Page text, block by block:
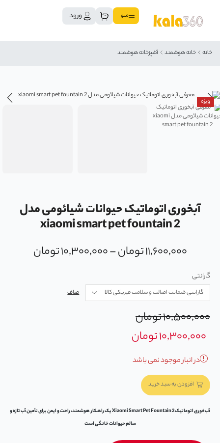
منو ورود
خانه خانه هوشمند آشپزخانه هوشمند
ویژه
آبخوری اتوماتیک حیوانات شیائومی مدل
xiaomi smart pet fountain 2
۱۱,۶۰۰,۰۰۰تومان–۱۰,۳۰۰,۰۰۰تومان
گارانتی
صاف
۱۰,۵۰۰,۰۰۰تومان
۱۰,۳۰۰,۰۰۰تومان
در انبار موجود نمی باشد
افزودن به سبد خرید
آب‌خوری اتوماتیک Xiaomi Smart Pet Fountain 2 یک راهکار هوشمند، راحت و ایمن برای تأمین آب تازه و
سالم حیوانات خانگی است